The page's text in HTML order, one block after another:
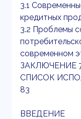
3.1
кредитных
3.2 Проблемы
современном
ЗАКЛЮЧЕНИЕ
СПИСОК
83
ВВЕДЕНИЕ